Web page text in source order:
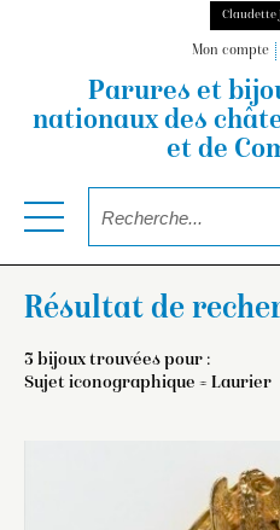
Claudette
Mon compte
Parures et
nationauxdes
et de
Résultat de
3 bijoux trouvées pour :
Sujet iconographique = Laurier